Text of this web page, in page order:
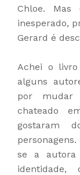
Chloe.
inesperado,
Gerard é
Achei o
alguns
por mudar
chateado
gostaram
se a autora